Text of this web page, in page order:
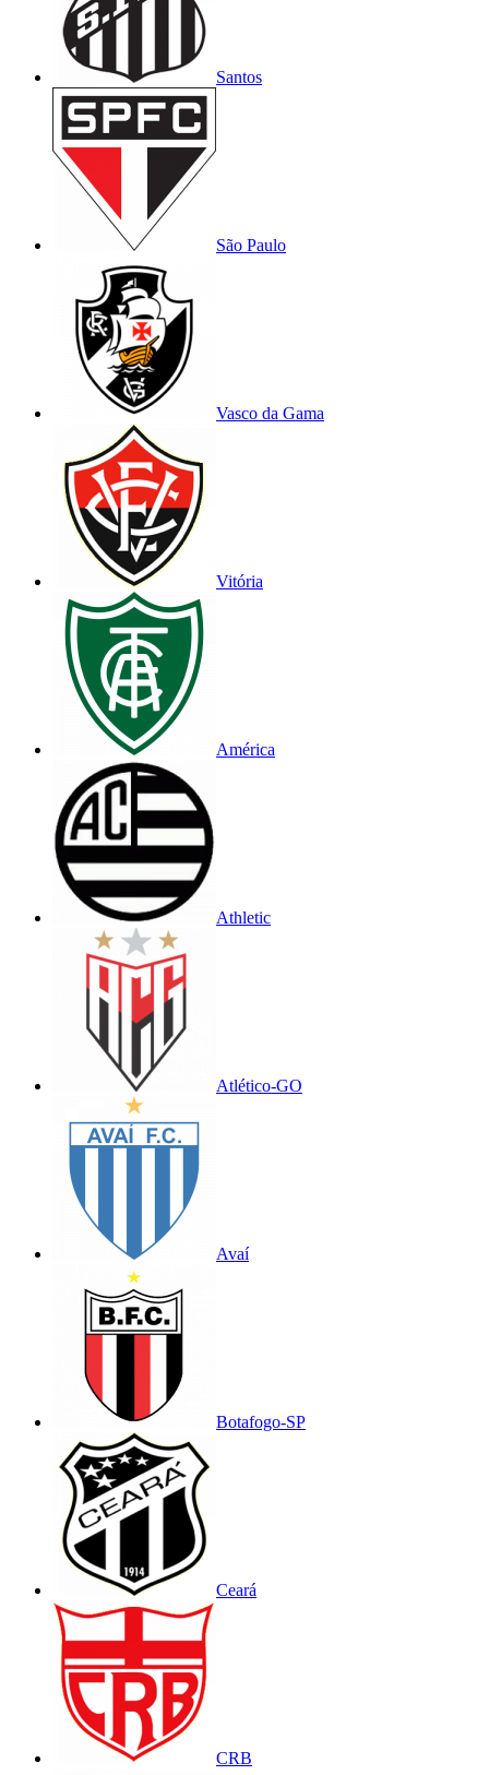
Santos
São Paulo
Vasco da Gama
Vitória
América
Athletic
Atlético-GO
Avaí
Botafogo-SP
Ceará
CRB